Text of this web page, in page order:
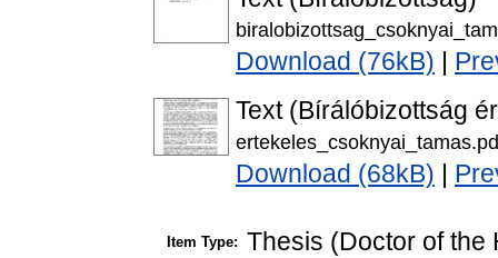
Download (76kB)
Text (Bírálóbizottság
Download (68kB)
Item Type: Thesis (Doctor of the